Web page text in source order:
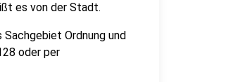
es von der Stadt.
Sachgebiet Ordnung und
oder per